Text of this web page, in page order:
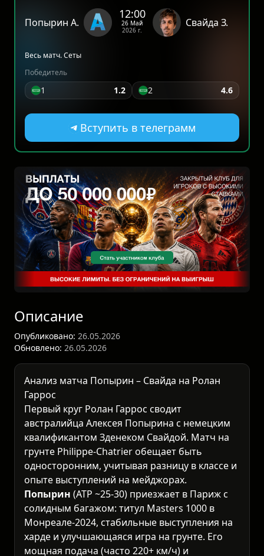
Попырин А.
12:00
26 Май
2026 г.
Свайда З.
Весь матч. Сеты
Победитель
1 1.2 2 4.6
Вступить в телеграмм
Описание
Опубликовано: 26.05.2026
Обновлено: 26.05.2026
Анализ матча Попырин – Свайда на Ролан
Гаррос
Первый круг Ролан Гаррос сводит
австралийца Алексея Попырина с немецким
квалификантом Зденеком Свайдой. Матч на
грунте Philippe-Chatrier обещает быть
односторонним, учитывая разницу в классе и
опыте выступлений на мейджорах.
Попырин (ATP ~25-30) приезжает в Париж с
солидным багажом: титул Masters 1000 в
Монреале-2024, стабильные выступления на
харде и улучшающаяся игра на грунте. Его
мощная подача (часто 220+ км/ч) и